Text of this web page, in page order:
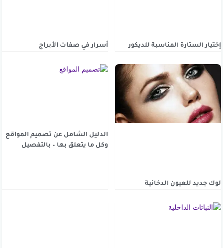
إختيار الستارة المناسبة للديكور أسرار في صفات الأبراج
لوك جديد للعيون الدخانية
الدليل الشامل عن تصميم المواقع
وكل ما يتعلق بها – بالتفصيل